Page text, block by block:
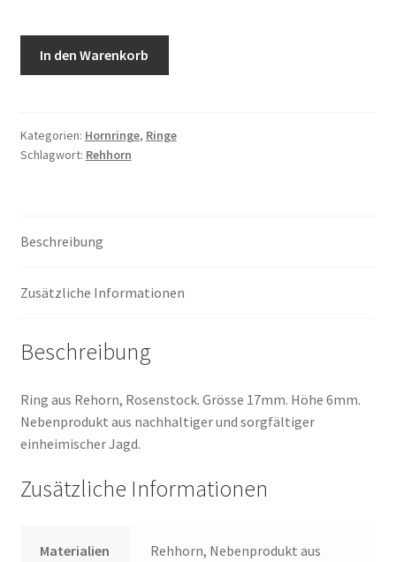
Grösse
17mm.
In den Warenkorb
Kategorien: Hornringe, Ringe
Schlagwort: Rehhorn
Beschreibung
Zusätzliche Informationen
Beschreibung
Ring aus Rehorn, Rosenstock. Grösse 17mm. Höhe 6mm.
Nebenprodukt aus nachhaltiger und sorgfältiger
einheimischer Jagd.
Zusätzliche Informationen
Materialien
Rehhorn, Nebenprodukt aus